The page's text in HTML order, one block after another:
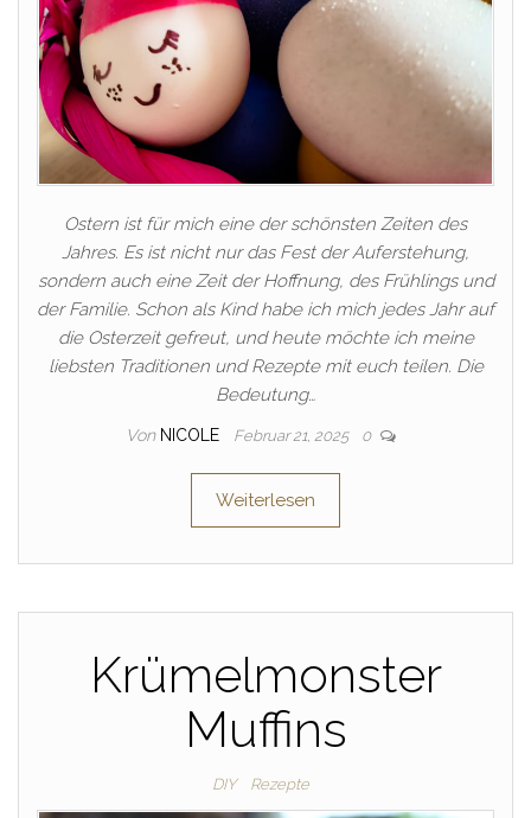
Ostern ist für mich eine der schönsten Zeiten des
Jahres. Es ist nicht nur das Fest der Auferstehung,
sondern auch eine Zeit der Hoffnung, des Frühlings und
der Familie. Schon als Kind habe ich mich jedes Jahr auf
die Osterzeit gefreut, und heute möchte ich meine
liebsten Traditionen und Rezepte mit euch teilen. Die
Bedeutung…
Von NICOLE Februar 21, 2025 0
Weiterlesen
Krümelmonster
Muffins
DIY Rezepte